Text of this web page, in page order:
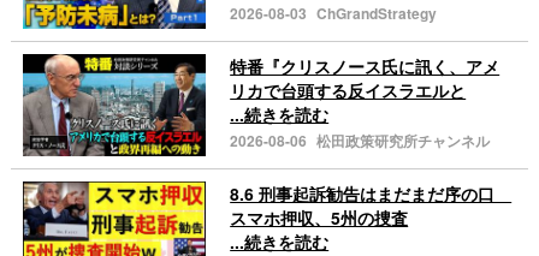
2026-08-03 ChGrandStrategy
特番『クリスノース氏に訊く、アメ
リカで台頭する反イスラエルと
...続きを読む
2026-08-06 松田政策研究所チャンネル
8.6 刑事起訴勧告はまだまだ序の口
スマホ押収、5州の捜査
...続きを読む